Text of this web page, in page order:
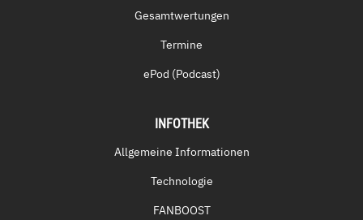
Gesamtwertungen
Termine
ePod (Podcast)
INFOTHEK
Allgemeine Informationen
Technologie
FANBOOST